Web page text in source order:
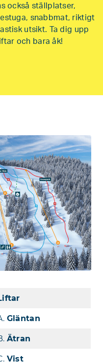
också ställplatser,
snabbmat, riktigt
utsikt. Ta dig upp
och bara åk!
Gläntan
Ätran
Vist